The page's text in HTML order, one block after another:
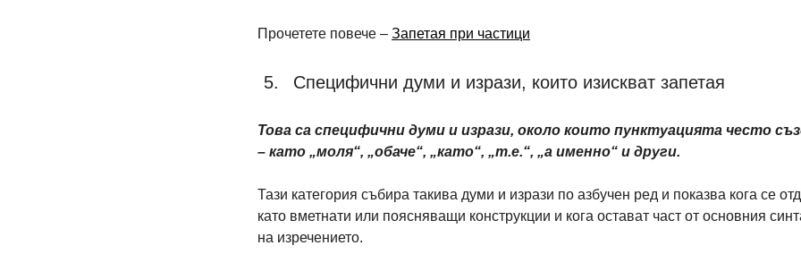
Прочетете повече – Запетая при частици
Специфични думи и изрази, които изискват запетая
Това са специфични думи и изрази, около които пунктуацията често
– като „моля“, „обаче“, „като“, „т.е.“, „а именно“ и други.
Тази категория събира такива думи и изрази по азбучен ред и показва кога се
като вметнати или поясняващи конструкции и кога остават част от основния
на изречението.